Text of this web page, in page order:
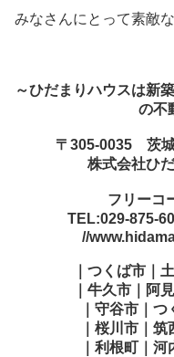
みなさんにとって素敵
～ひだまりハウスは新
の不
〒305-0035 茨
株式会社ひ
フリーコ
TEL:029-875-
//
｜つくば市｜
｜牛久市｜阿
｜守谷市｜
｜桜川市｜
｜利根町｜